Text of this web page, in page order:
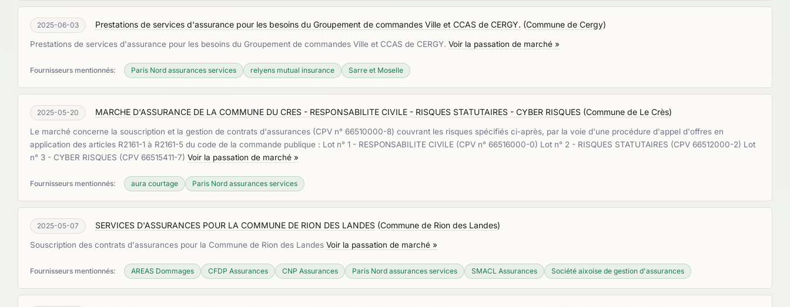
2025-06-03 Prestations de services d'assurance pour les besoins du Groupement de commandes Ville et CCAS de CERGY. (Commune de Cergy)
Prestations de services d'assurance pour les besoins du Groupement de commandes Ville et CCAS de CERGY. Voir la passation de marché »
Fournisseurs mentionnés: Paris Nord assurances services relyens mutual insurance Sarre et Moselle
2025-05-20 MARCHE D'ASSURANCE DE LA COMMUNE DU CRES - RESPONSABILITE CIVILE - RISQUES STATUTAIRES - CYBER RISQUES (Commune de Le Crès)
Le marché concerne la souscription et la gestion de contrats d'assurances (CPV n° 66510000-8) couvrant les risques spécifiés ci-après, par la voie d'une procédure d'appel d'offres en
application des articles R2161-1 à R2161-5 du code de la commande publique : Lot n° 1 - RESPONSABILITE CIVILE (CPV n° 66516000-0) Lot n° 2 - RISQUES STATUTAIRES (CPV 66512000-2) Lot
n° 3 - CYBER RISQUES (CPV 66515411-7) Voir la passation de marché »
Fournisseurs mentionnés: aura courtage Paris Nord assurances services
2025-05-07 SERVICES D'ASSURANCES POUR LA COMMUNE DE RION DES LANDES (Commune de Rion des Landes)
Souscription des contrats d'assurances pour la Commune de Rion des Landes Voir la passation de marché »
Fournisseurs mentionnés: AREAS Dommages CFDP Assurances CNP Assurances Paris Nord assurances services SMACL Assurances Société aixoise de gestion d'assurances